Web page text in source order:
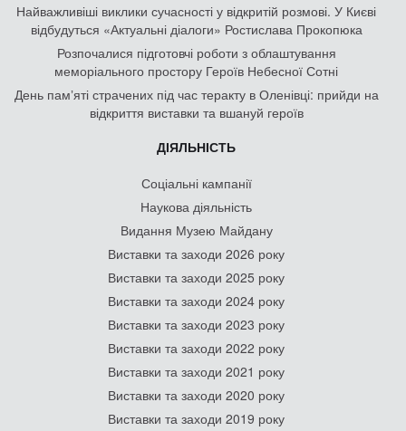
Найважливіші виклики сучасності у відкритій розмові. У Києві
відбудуться «Актуальні діалоги» Ростислава Прокопюка
Розпочалися підготовчі роботи з облаштування
меморіального простору Героїв Небесної Сотні
День памʼяті страчених під час теракту в Оленівці: прийди на
відкриття виставки та вшануй героїв
ДІЯЛЬНІСТЬ
Соціальні кампанії
Наукова діяльність
Видання Музею Майдану
Виставки та заходи 2026 року
Виставки та заходи 2025 року
Виставки та заходи 2024 року
Виставки та заходи 2023 року
Виставки та заходи 2022 року
Виставки та заходи 2021 року
Виставки та заходи 2020 року
Виставки та заходи 2019 року